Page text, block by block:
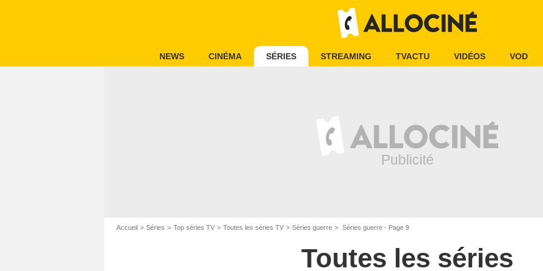
NEWS CINÉMA SÉRIES STREAMING TVACTU VIDÉOS VOD
Accueil Séries Top séries TV Toutes les séries TV Séries guerre Séries guerre - Page 9
Toutes les séries